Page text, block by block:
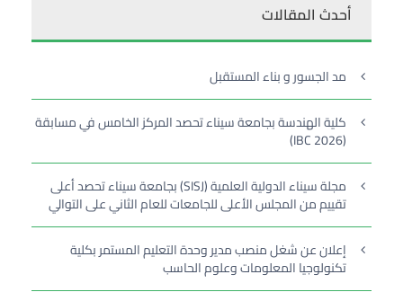
أحدث المقالات
مد الجسور و بناء المستقبل
كلية الهندسة بجامعة سيناء تحصد المركز الخامس في مسابقة
(IBC 2026)
مجلة سيناء الدولية العلمية (SISJ) بجامعة سيناء تحصد أعلى
تقييم من المجلس الأعلى للجامعات للعام الثاني على التوالي
إعلان عن شغل منصب مدير وحدة التعليم المستمر بكلية
تكنولوجيا المعلومات وعلوم الحاسب